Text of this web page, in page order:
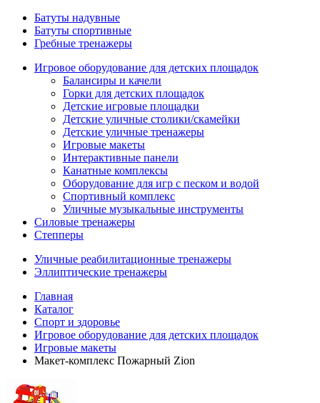
Батуты надувные
Батуты спортивные
Гребные тренажеры
Игровое оборудование для детских площадок
Балансиры и качели
Горки для детских площадок
Детские игровые площадки
Детские уличные столики/скамейки
Детские уличные тренажеры
Игровые макеты
Интерактивные панели
Канатные комплексы
Оборудование для игр с песком и водой
Спортивный комплекс
Уличные музыкальные инструменты
Силовые тренажеры
Степперы
Уличные реабилитационные тренажеры
Эллиптические тренажеры
Главная
Каталог
Спорт и здоровье
Игровое оборудование для детских площадок
Игровые макеты
Макет-комплекс Пожарный Zion